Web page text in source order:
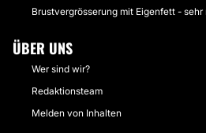
Brustvergrösserung mit Eigenfett -
ÜBER UNS
Wer sind wir?
Redaktionsteam
Melden von Inhalten